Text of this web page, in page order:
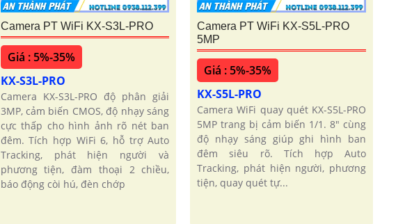
Camera PT WiFi KX-S3L-PRO
Giá : 5%-35%
KX-S3L-PRO
Camera KX-S3L-PRO độ phân giải
3MP, cảm biến CMOS, độ nhạy sáng
cực thấp cho hình ảnh rõ nét ban
đêm. Tích hợp WiFi 6, hỗ trợ Auto
Tracking, phát hiện người và
phương tiện, đàm thoại 2 chiều,
báo động còi hú, đèn chớp
Camera PT WiFi KX-S5L-PRO
5MP
Giá : 5%-35%
KX-S5L-PRO
Camera WiFi quay quét KX-S5L-PRO
5MP trang bị cảm biến 1/1. 8" cùng
độ nhạy sáng giúp ghi hình ban
đêm siêu rõ. Tích hợp Auto
Tracking, phát hiện người, phương
tiện, quay quét tự...